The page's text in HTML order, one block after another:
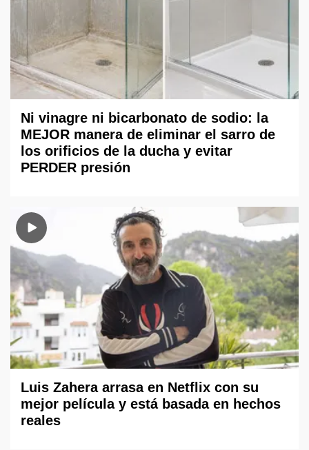
Ni vinagre ni bicarbonato de sodio: la
MEJOR manera de eliminar el sarro de
los orificios de la ducha y evitar
PERDER presión
Luis Zahera arrasa en Netflix con su
mejor película y está basada en hechos
reales